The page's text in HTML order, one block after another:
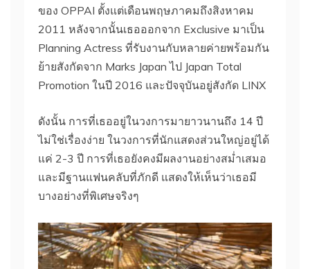
ของ OPPAI ตั้งแต่เดือนพฤษภาคมถึงสิงหาคม
2011 หลังจากนั้นเธอออกจาก Exclusive มาเป็น
Planning Actress ที่รับงานกับหลายค่ายพร้อมกัน
ย้ายสังกัดจาก Marks Japan ไป Japan Total
Promotion ในปี 2016 และปัจจุบันอยู่สังกัด LINX
ดังนั้น การที่เธออยู่ในวงการมายาวนานถึง 14 ปี
ไม่ใช่เรื่องง่าย ในวงการที่นักแสดงส่วนใหญ่อยู่ได้
แค่ 2-3 ปี การที่เธอยังคงมีผลงานอย่างสม่ำเสมอ
และมีฐานแฟนคลับที่ภักดี แสดงให้เห็นว่าเธอมี
บางอย่างที่พิเศษจริงๆ